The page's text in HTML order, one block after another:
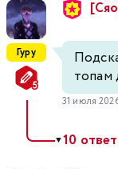
Гуру
топам
31 июля
▼10